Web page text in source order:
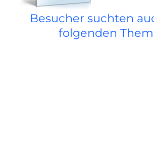
Besucher suchten
folgenden